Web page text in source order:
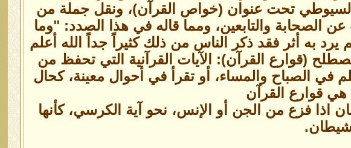
السيوطي تحت عنوان (خواص القرآن)، ونقل جملة من
الصحابة والتابعين، ومما قاله في هذا الصدد: "وما
به أثر فقد ذكر الناس من ذلك كثيراً جداً الله أعلم
(قوارع القرآن): الآيات القرآنية التي تحفظ من
في الصباح والمساء، أو تقرأ في أحوال معينة، كحال
هي قوارع القرآن
اذا فزع من الجن أو الإنس، نحو آية الكرسي، كأنها